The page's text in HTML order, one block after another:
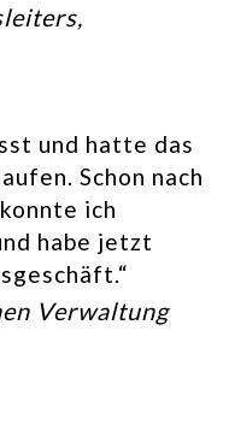
und hatte das
Schon nach
ich
habe jetzt
Verwaltung